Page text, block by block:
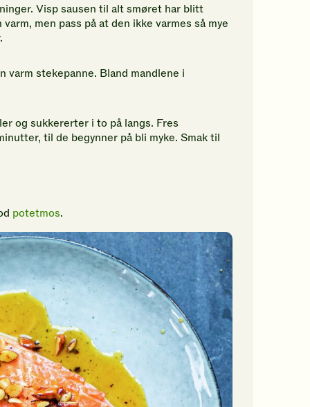
Visp sausen til alt smøret har blitt
men pass på at den ikke varmes så mye
varm stekepanne. Bland mandlene i
og sukkererter i to på langs. Fres
til de begynner på bli myke. Smak til
potetmos.